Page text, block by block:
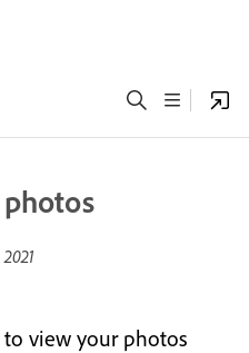
view your photos